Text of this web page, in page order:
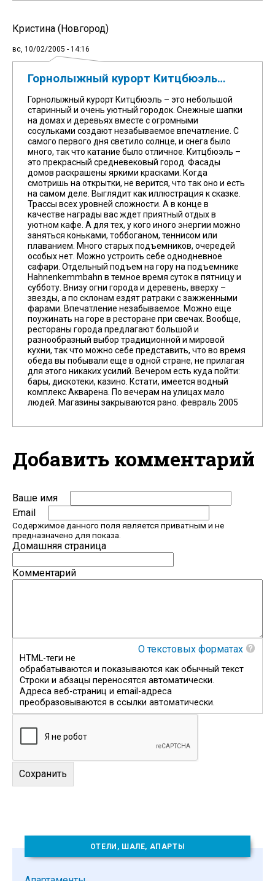
Кристина (Новгород)
вс, 10/02/2005 - 14:16
Горнолыжный курорт Китцбюэль…
Горнолыжный курорт Китцбюэль – это небольшой
старинный и очень уютный городок. Снежные шапки
на домах и деревьях вместе с огромными
сосульками создают незабываемое впечатление. С
самого первого дня светило солнце, и снега было
много, так что катание было отличное. Китцбюэль –
это прекрасный средневековый город. Фасады
домов раскрашены яркими красками. Когда
смотришь на открытки, не верится, что так оно и есть
на самом деле. Выглядит как иллюстрация к сказке.
Трассы всех уровней сложности. А в конце в
качестве награды вас ждет приятный отдых в
уютном кафе. А для тех, у кого иного энергии можно
заняться коньками, тоббоганом, теннисом или
плаванием. Много старых подъемников, очередей
особых нет. Можно устроить себе однодневное
сафари. Отдельный подъем на гору на подъемнике
Hahnenkemmbahn в темное время суток в пятницу и
субботу. Внизу огни города и деревень, вверху –
звезды, а по склонам ездят ратраки с зажженными
фарами. Впечатление незабываемое. Можно еще
поужинать на горе в ресторане при свечах. Вообще,
рестораны города предлагают большой и
разнообразный выбор традиционной и мировой
кухни, так что можно себе представить, что во время
обеда вы побывали еще в одной стране, не прилагая
для этого никаких усилий. Вечером есть куда пойти:
бары, дискотеки, казино. Кстати, имеется водный
комплекс Акварена. По вечерам на улицах мало
людей. Магазины закрываются рано. февраль 2005
Добавить комментарий
Ваше имя
Email
Содержимое данного поля является приватным и не
предназначено для показа.
Домашняя страница
Комментарий
О текстовых форматах
HTML-теги не
обрабатываются и показываются как обычный текст
Строки и абзацы переносятся автоматически.
Адреса веб-страниц и email-адреса
преобразовываются в ссылки автоматически.
ОТЕЛИ, ШАЛЕ, АПАРТЫ